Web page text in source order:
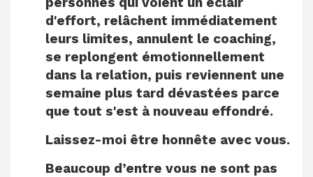
d'effort, relâchent immédiatement
leurs limites, annulent le coaching,
se replongent émotionnellement
dans la relation, puis reviennent une
semaine plus tard dévastées parce
que tout s'est à nouveau effondré.
Laissez-moi être honnête avec vous.
Beaucoup d’entre vous ne sont pas